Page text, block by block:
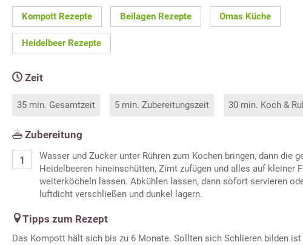
Kompott Rezepte Beilagen Rezepte Omas Küche
Heidelbeer Rezepte
Zeit
35 min. Gesamtzeit 5 min. Zubereitungszeit 30 min. Koch &
Zubereitung
Wasser und Zucker unter Rühren zum Kochen bringen, dann die
Heidelbeeren hineinschütten, Zimt zufügen und alles auf kleiner
weiterköcheln lassen. Abkühlen lassen, dann sofort servieren
luftdicht verschließen und dunkel lagern.
Tipps zum Rezept
Das Kompott hält sich bis zu 6 Monate. Sollten sich Schlieren bilden